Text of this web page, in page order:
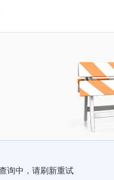
询中，请刷新重试